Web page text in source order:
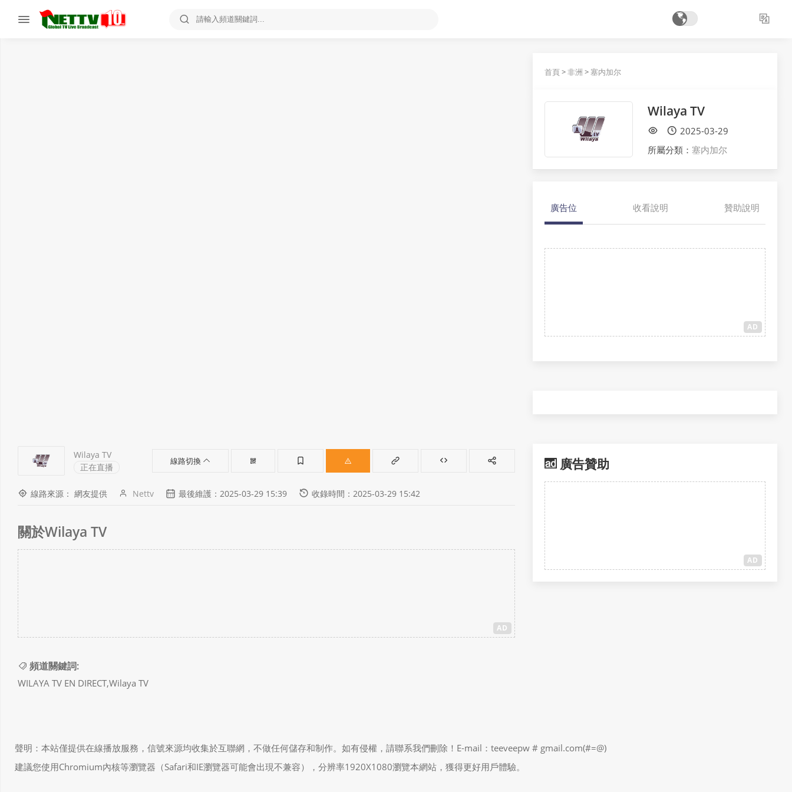
Wilaya TV
正在直播
線路切換
線路來源： 網友提供 Nettv 最後維護：2025-03-29 15:39 收錄時間：2025-03-29 15:42
關於Wilaya TV
AD
頻道關鍵詞:
WILAYA TV EN DIRECT,Wilaya TV
首頁>非洲 >塞内加尔
Wilaya TV
2025-03-29
所屬分類： 塞内加尔
廣告位 收看說明 贊助說明
AD
廣告贊助
AD
聲明：本站僅提供在線播放服務，信號來源均收集於互聯網，不做任何儲存和制作。如有侵權，請聯系我們刪除！E-mail：teeveepw # gmail.com(#=@)
建議您使用Chromium內核等瀏覽器（Safari和IE瀏覽器可能會出現不兼容），分辨率1920X1080瀏覽本網站，獲得更好用戶體驗。